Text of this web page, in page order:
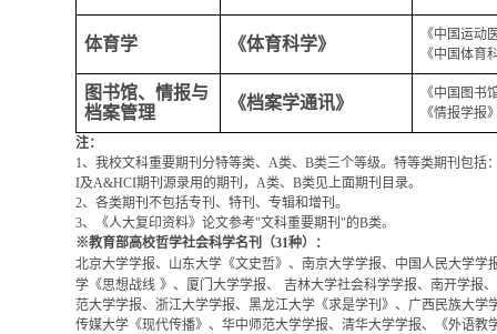
体育学 《体育科学》
《中国运动
《中国体育
图书馆、情报与
档案管理
《档案学通讯》
《中国图书
《情报学报
注：
1、我校文科重要期刊分特等类、 A类、 B类三个等级。特等类期刊包括
I及A&HCI期刊源录用的期刊， A类、 B类见上面期刊目录。
2、各类期刊不包括专刊、特刊、专辑和增刊。
3、《人大复印资料》论文参考"文科重要期刊"的B类。
※教育部高校哲学社会科学名刊（31种）：
北京大学学报、山东大学《文史哲》、南京大学学报、中国人民大学学
学《思想战线 》、厦门大学学报、
吉林大学社会科学学报、南开学报、
范大学学报、浙江大学学报、黑龙江大学《求是学刊》、广西民族大
传媒大学《现代传播》、华中师范大学学报、清华大学学报、《外语教